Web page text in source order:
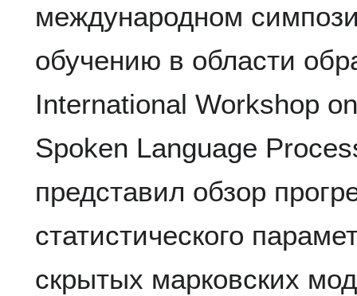
международном
обучению в области
International Workshop
Spoken Language
представил обзор
статистического
скрытых марковских